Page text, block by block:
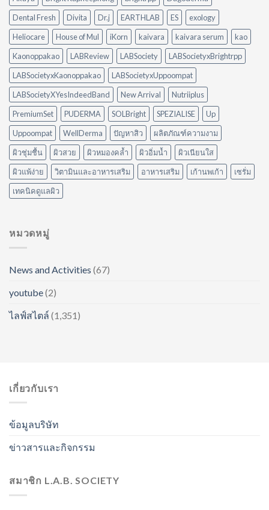
น้ำมัน
แบบ
ไม่
ต้อง
ออกแรง
ขัด
ต่าง
กัน
อย่างไร?
ใช้
อะไร
ดี
ให้
เหมาะ
กับ
บ้าน
ของ
คุณ
Dental Fresh
Divita Dr.j EARTHLAB ES
exology
Heliocare
House of Mul iKorn kaivara kaivara serum
kao
Kaonoppakao
LABReview LABSociety
LABSocietyxBrightrpp
LABSocietyxKaonoppakao
LABSocietyxUppoompat
LABSocietyXYesIndeedBand
New Arrival
Nutriiplus
PremiumSet
PUDERMA SOLBright SPEZIALISE
Up
Uppoompat
WellDerma ปัญหาสิว
ผลิตภัณฑ์ความงาม
ผิวชุ่มชื้น
ผิวสวย ผิวหมองคล้ำ ผิวอิ่มน้ำ
ผิวเนียนใส
ผิวแพ้ง่าย
วิตามินและอาหารเสริม อาหารเสริม เก้านพเก้า
เซรั่ม
เทคนิคดูแลผิว
หมวดหมู่
News and Activities (67)
youtube(2)
ไลฟ์สไตล์ (1,351)
เกี่ยวกับเรา
ข้อมูลบริษัท
ข่าวสารและกิจกรรม
สมาชิก L.A.B. SOCIETY